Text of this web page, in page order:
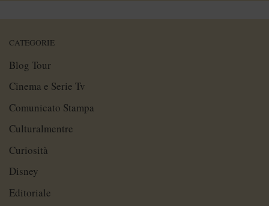
CATEGORIE
Blog Tour
Cinema e Serie Tv
Comunicato Stampa
Culturalmentre
Curiosità
Disney
Editoriale